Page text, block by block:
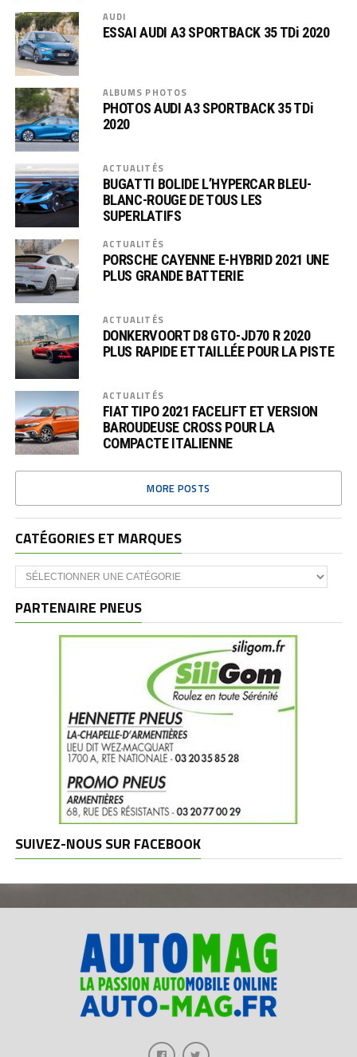
AUDI
ESSAI AUDI A3 SPORTBACK 35 TDi 2020
ALBUMS PHOTOS
PHOTOS AUDI A3 SPORTBACK 35 TDi
2020
ACTUALITÉS
BUGATTI BOLIDE L’HYPERCAR BLEU-
BLANC-ROUGE DE TOUS LES
SUPERLATIFS
ACTUALITÉS
PORSCHE CAYENNE E-HYBRID 2021 UNE
PLUS GRANDE BATTERIE
ACTUALITÉS
DONKERVOORT D8 GTO-JD70 R 2020
PLUS RAPIDE ET TAILLÉE POUR LA PISTE
ACTUALITÉS
FIAT TIPO 2021 FACELIFT ET VERSION
BAROUDEUSE CROSS POUR LA
COMPACTE ITALIENNE
MORE POSTS
CATÉGORIES ET MARQUES
Catégories
et
PARTENAIRE PNEUS
SUIVEZ-NOUS SUR FACEBOOK